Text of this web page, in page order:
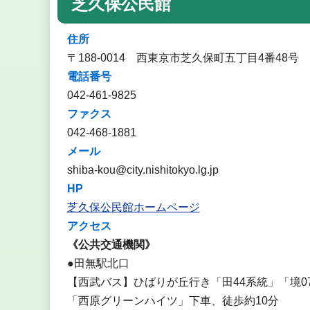
住所
〒188-0014 西東京市芝久保町五丁目4番48号
電話番号
042-461-9825
ファクス
042-468-1881
メール
shiba-kou@city.nishitokyo.lg.jp
HP
芝久保公民館ホームページ
アクセス
《公共交通機関》
●田無駅北口
【西武バス】ひばりが丘行き「田44系統」「境
「西原グリーンハイツ」下車、徒歩約10分